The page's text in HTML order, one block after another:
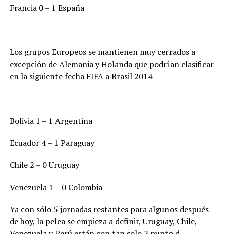
Francia 0 – 1 España
Los grupos Europeos se mantienen muy cerrados a
excepción de Alemania y Holanda que podrían clasificar
en la siguiente fecha FIFA a Brasil 2014
Bolivia 1 – 1 Argentina
Ecuador 4 – 1 Paraguay
Chile 2 – 0 Uruguay
Venezuela 1 – 0 Colombia
Ya con sólo 5 jornadas restantes para algunos después
de hoy, la pelea se empieza a definir, Uruguay, Chile,